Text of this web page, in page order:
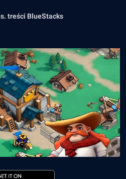
treści BlueStacks